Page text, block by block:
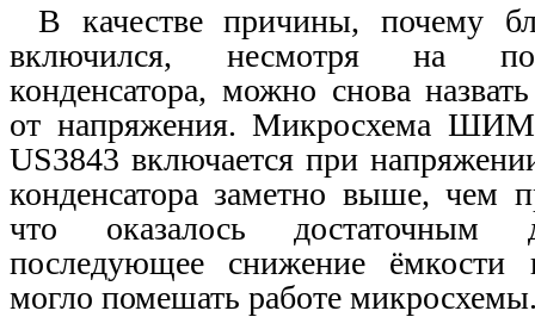
В качестве причины, почему
включился, несмотря на
конденсатора, можно снова
от напряжения. Микросхема ШИМ
US3843 включается при
конденсатора заметно выше, чем
что оказалось
последующее снижение ёмкости
могло помешать работе